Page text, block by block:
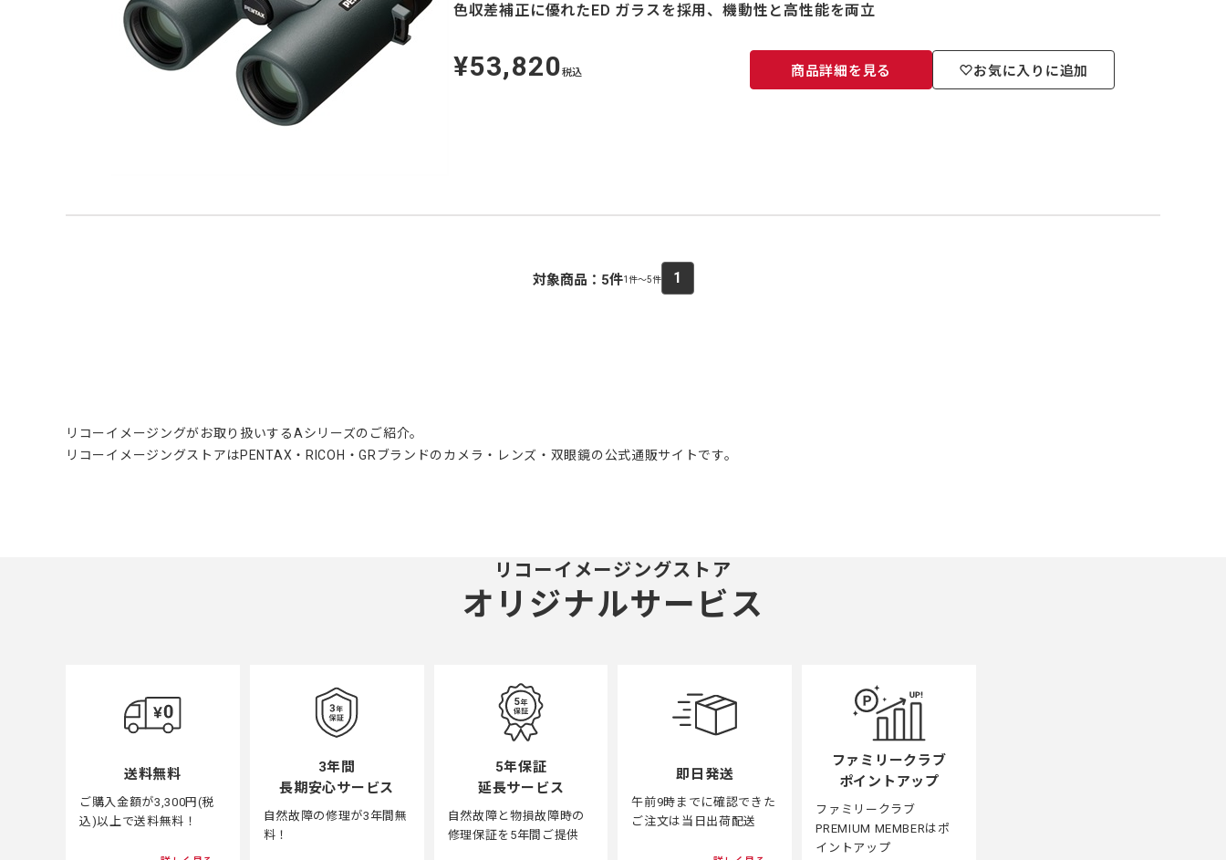
色収差補正に優れたED ガラスを採用、機動性と高性能を両立
定
価
¥53,820税込 商品詳細を見る お気に入りに追加
対象商品： 5件1件～5件 1
リコーイメージングがお取り扱いするAシリーズのご紹介。
リコーイメージングストアはPENTAX・RICOH・GRブランドのカメラ・レンズ・双眼鏡の公式通販サイトです。
リコーイメージングストア
オリジナルサービス
送料無料
ご購入金額が3,300円(税
込)以上で送料無料！
3年間
長期安心サービス
自然故障の修理が3年間無
料！
5年保証
延長サービス
自然故障と物損故障時の
修理保証を5年間ご提供
即日発送
午前9時までに確認できた
ご注文は当日出荷配送
ファミリークラブ
ポイントアップ
ファミリークラブ
PREMIUM MEMBERはポ
イントアップ